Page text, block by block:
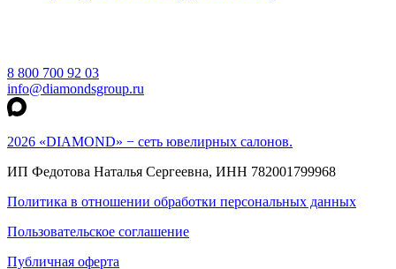
8 800 700 92 03
info@diamondsgroup.ru
2026 «DIAMOND» − сеть ювелирных салонов.
ИП Федотова Наталья Сергеевна, ИНН 782001799968
Политика в отношении обработки персональных данных
Пользовательское соглашение
Публичная оферта